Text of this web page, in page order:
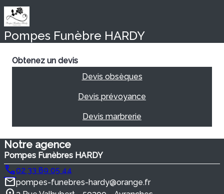
Pompes Funèbre HARDY
Obtenez un devis
Devis obsèques
Devis prévoyance
Devis marbrerie
Notre agence
Pompes Funèbres HARDY
02 33 89 05 44
pompes-funebres-hardy@orange.fr